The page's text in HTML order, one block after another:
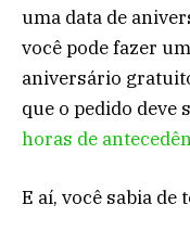
uma data de
você pode fazer
aniversário
que o pedido deve
horas de
E aí, você sabia de